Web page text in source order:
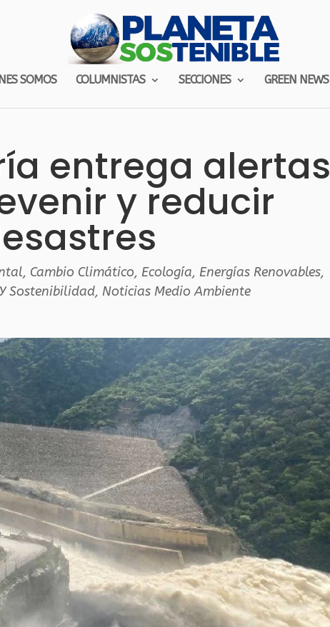
SOMOS COLUMNISTAS SECCIONES GREEN NEWS
entrega alertas
y reducir
, Cambio Climático, Ecología, Energías Renovables,
Sostenibilidad, Noticias Medio Ambiente